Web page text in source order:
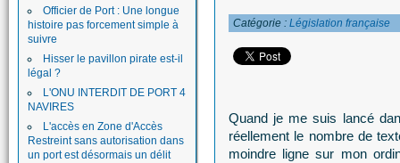
Officier de Port : Une longue
histoire pas forcement simple à
suivre
Hisser le pavillon pirate est-il
légal ?
L'ONU INTERDIT DE PORT 4
NAVIRES
L'accès en Zone d'Accès
Restreint sans autorisation dans
un port est désormais un délit
Catégorie : Législation française
Quand je me suis lancé
réellement le nombre de
moindre ligne sur mon